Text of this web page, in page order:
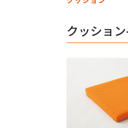
クッショ